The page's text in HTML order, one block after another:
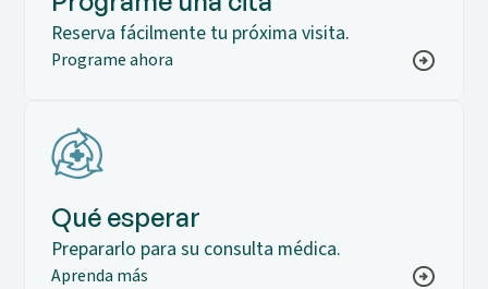
Reserva fácilmente tu próxima visita.
Programe ahora
Qué esperar
Prepararlo para su consulta médica.
Aprenda más